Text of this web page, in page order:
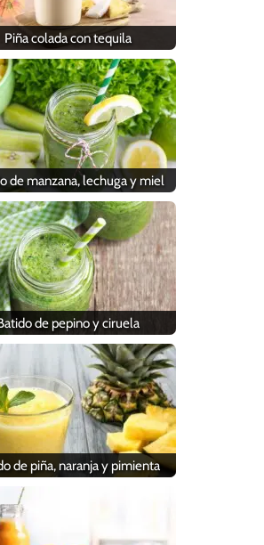
Piña colada con tequila
de manzana, lechuga y miel
de pepino y ciruela
de piña, naranja y pimienta